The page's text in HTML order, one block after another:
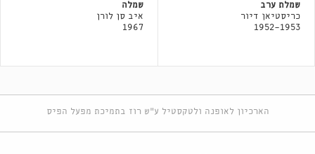
שמלת ערב
כריסטיאן דיור
1952-1953
שמלה
איב סן לורן
1967
הארכיון לאופנה ולטקסטיל ע"ש רוז בתמיכת מפעל הפיס